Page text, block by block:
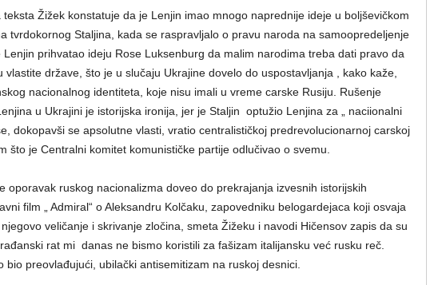
teksta Žižek konstatuje da je Lenjin imao mnogo naprednije ideje u boljševičkom
tvrdokornog Staljina, kada se raspravljalo o pravu naroda na samoopredeljenje
prihvatao ideju Rose Luksenburg da malim narodima treba dati pravo da
vlastite države, što je u slučaju Ukrajine dovelo do uspostavljanja , kako kaže,
nacionalnog identiteta, koje nisu imali u vreme carske Rusiju. Rušenje
u Ukrajini je istorijska ironija, jer je Staljin optužio Lenjina za „ naciionalni
dokopavši se apsolutne vlasti, vratio centralističkoj predrevolucionarnoj carskoj
što je Centralni komitet komunističke partije odlučivao o svemu.
oporavak ruskog nacionalizma doveo do prekrajanja izvesnih istorijskih
film „ Admiral“ o Aleksandru Kolčaku, zapovedniku belogardejaca koji osvaja
veličanje i skrivanje zločina, smeta Žižeku i navodi Hičensov zapis da su
rat mi danas ne bismo koristili za fašizam italijansku već rusku reč.
bio preovlađujući, ubilački antisemitizam na ruskoj desnici.